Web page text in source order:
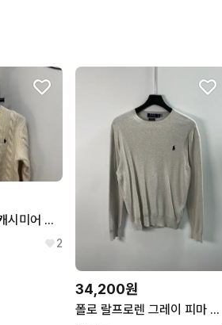
꼭 필요한 문의만 해요.
폴로 랄프로렌 울 캐시미어 케이블 가디건
2
34,200원
폴로 랄프로렌 그레이 피마 코튼 니트 (on.1415)